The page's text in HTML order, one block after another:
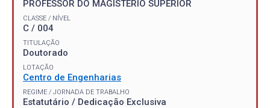
PROFESSOR DO MAGISTÉRIO SUPERIOR
CLASSE / NÍVEL
C / 004
TITULAÇÃO
Doutorado
LOTAÇÃO
Centro de Engenharias
REGIME / JORNADA DE TRABALHO
Estatutário / Dedicação Exclusiva